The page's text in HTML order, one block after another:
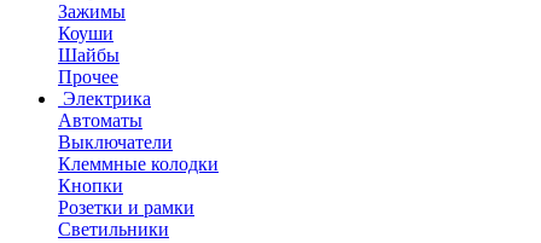
Зажимы
Коуши
Шайбы
Прочее
Электрика
Автоматы
Выключатели
Клеммные колодки
Кнопки
Розетки и рамки
Светильники